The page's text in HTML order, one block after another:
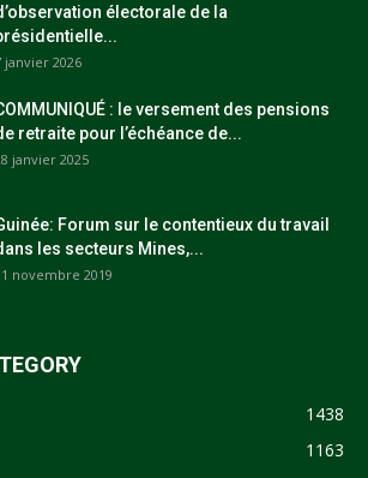
électorale de la
janvier 2026
: le versement des pensions
retraite pour l’échéance de...
janvier 2025
Forum sur le contentieux du travail
les secteurs Mines,...
novembre 2019
1438
1163